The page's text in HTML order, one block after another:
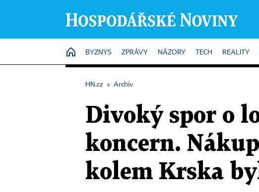
HOME
BYZNYS ZPRÁVY NÁZORY TECH REALITY
HN.cz › Archiv
Divoký spor o
koncern.
kolem Krska